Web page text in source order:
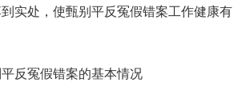
实处，使甄别平反冤假错案工作健康有
反冤假错案的基本情况